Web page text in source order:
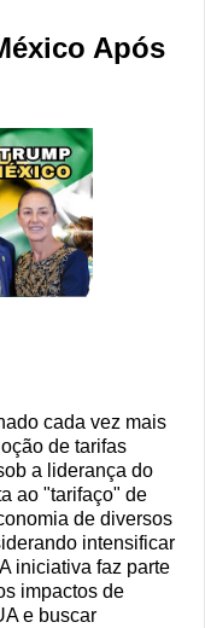
Após
cada vez mais
de tarifas
a liderança do
ao "tarifaço" de
de diversos
intensificar
iniciativa faz parte
impactos de
e buscar